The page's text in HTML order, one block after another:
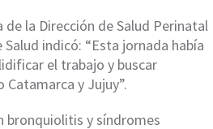
de la Dirección de Salud Perinatal
indicó: “Esta jornada había
el trabajo y buscar
y Jujuy”.
bronquiolitis y síndromes